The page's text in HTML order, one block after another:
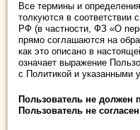
Все термины и
толкуются в соответствии
РФ (в частности, ФЗ «О
прямо соглашаются на
как это описано в
означает выражение
с Политикой и указанными
Пользователь не должен
Пользователь не